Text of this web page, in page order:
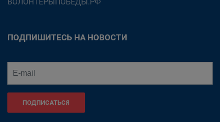
ПОДПИШИТЕСЬ НА НОВОСТИ
ПОДПИСАТЬСЯ